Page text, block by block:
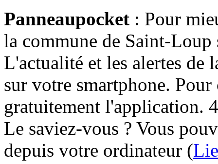
Panneaupocket : Pour
la commune de Saint-Loup
L'actualité et les alertes de
sur votre smartphone.
gratuitement l'application.
Le saviez-vous ? Vous
depuis votre ordinateur (